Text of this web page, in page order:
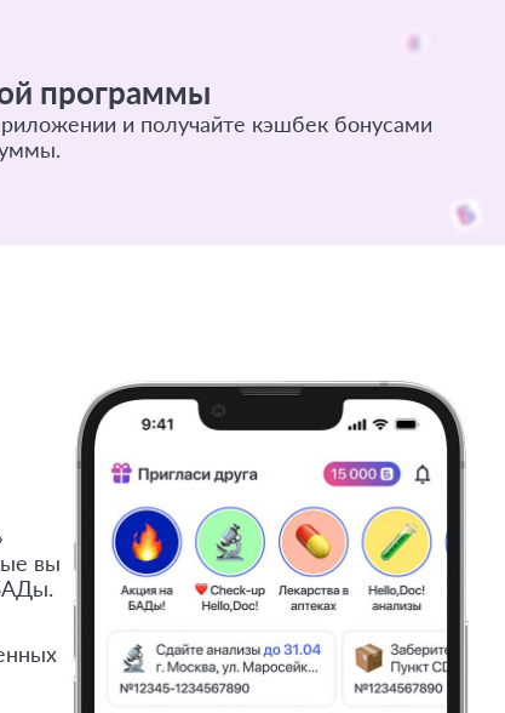
программы
и получайте кэшбек бонусами
вы